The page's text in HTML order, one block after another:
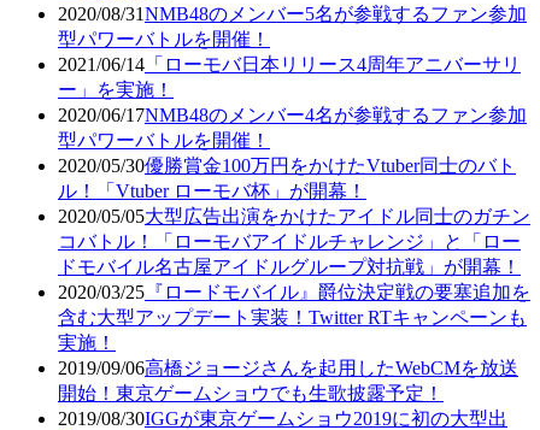
2020/08/31NMB48のメンバー5名が参戦するファン参加
型パワーバトルを開催！
2021/06/14 「ローモバ日本リリース4周年アニバーサリ
ー」を実施！
2020/06/17NMB48のメンバー4名が参戦するファン参加
型パワーバトルを開催！
2020/05/30優勝賞金100万円をかけたVtuber同士のバト
ル！「Vtuber ローモバ杯」が開幕！
2020/05/05大型広告出演をかけたアイドル同士のガチン
コバトル！「ローモバアイドルチャレンジ」と「ロー
ドモバイル名古屋アイドルグループ対抗戦」が開幕！
2020/03/25 『ロードモバイル』爵位決定戦の要塞追加を
含む大型アップデート実装！Twitter RTキャンペーンも
実施！
2019/09/06高橋ジョージさんを起用したWebCMを放送
開始！東京ゲームショウでも生歌披露予定！
2019/08/30IGGが東京ゲームショウ2019に初の大型出